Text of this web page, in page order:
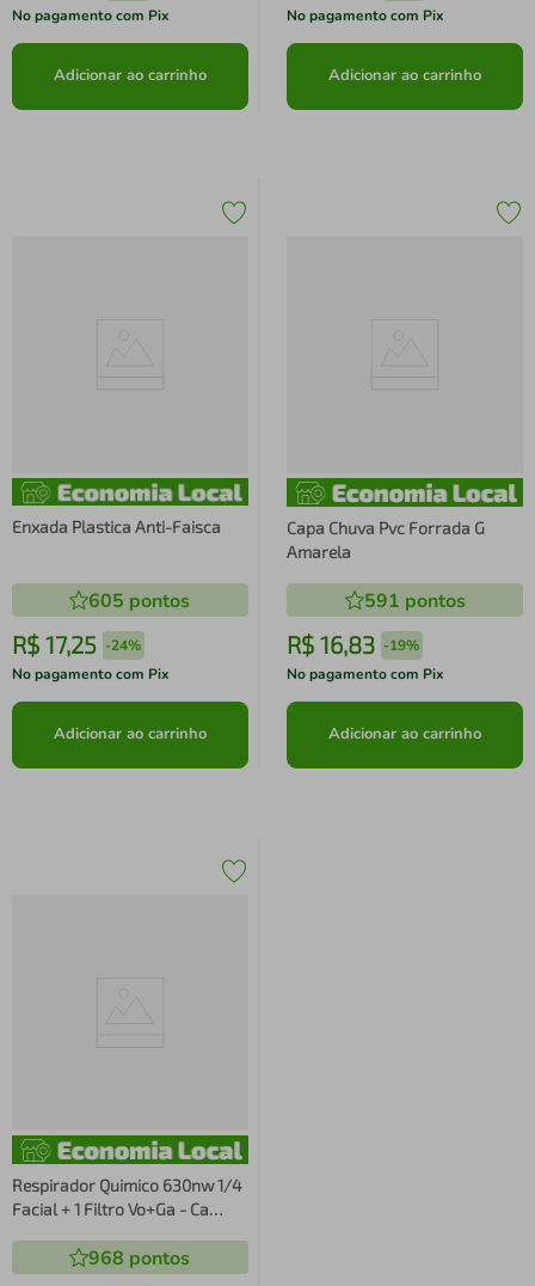
No pagamento com Pix
Adicionar ao carrinho
No pagamento com Pix
Adicionar ao carrinho
Enxada Plastica Anti-Faisca
605 pontos
R$ 17,25 -24%
No pagamento com Pix
Adicionar ao carrinho
Capa Chuva Pvc Forrada G
Amarela
591 pontos
R$ 16,83 -19%
No pagamento com Pix
Adicionar ao carrinho
Respirador Quimico 630nw 1/4
Facial + 1 Filtro Vo+Ga - Ca
968 pontos